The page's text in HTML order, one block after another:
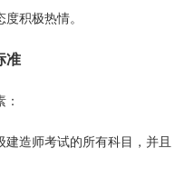
积极热情。
准
造师考试的所有科目，并且